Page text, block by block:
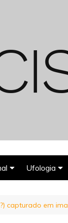
Ufologia
Deuses
capturado em